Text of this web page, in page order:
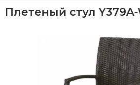
Плетеный стул